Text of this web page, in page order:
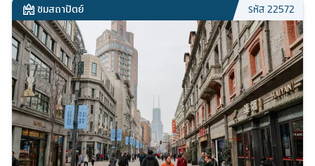
ชมสถาปัตย์ รหัส22572